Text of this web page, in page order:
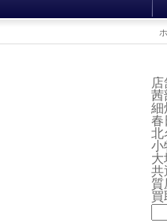
茜
細
春
北
小
大
共
質
買